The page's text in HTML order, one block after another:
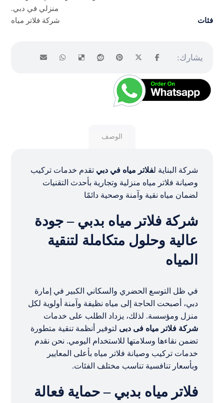
منزلي في دبي.
فئات
شركة فلاتر مياه
الوصف
شركة البناية لفلاتر مياه في دبي تقدم خدمات تركيب
وصيانة فلاتر مياه منزلية وتجارية بأحدث التقنيات
لضمان مياه نقية وآمنة وصحية دائمًا
شركة فلاتر مياه بدبي – جودة
عالية وحلول متكاملة لتنقية
المياه
في ظل التوسع الحضري والسكاني الكبير في إمارة
دبي، أصبحت الحاجة إلى مياه نظيفة وآمنة أولوية لكل
منزل ومؤسسة. لذلك، يزداد الطلب على خدمات
شركة فلاتر مياه فى دبى لتوفير أنظمة تنقية متطورة
تضمن نقاءها وسلامتها للاستخدام اليومي. نحن نقدم
خدمات تركيب وصيانة فلاتر مياه بأعلى المعايير
وبأسعار تنافسية تناسب مختلف الفئات.
فلاتر مياه بدبي – حماية فعالة